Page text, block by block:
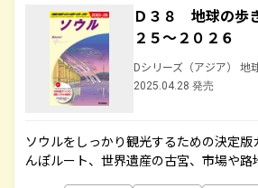
Ｄ３８ 地球の
２５～２０２６
Dシリーズ（アジア） 地
2025.04.28 発売
ソウルをしっかり観光するための決定
んぽルート、世界遺産の古宮、市場や路